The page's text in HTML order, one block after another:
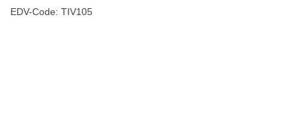
EDV-Code: TIV105